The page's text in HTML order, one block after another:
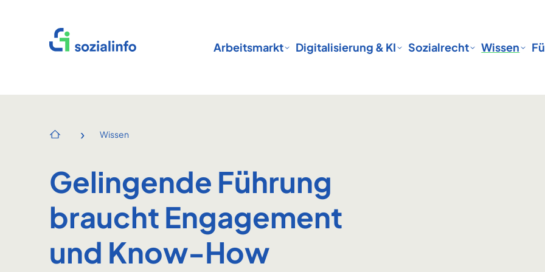
Startseite
Arbeitsmarkt Digitalisierung & KI Sozialrecht Wissen
Startseite
› Wissen
Gelingende Führung
braucht Engagement
und Know-How